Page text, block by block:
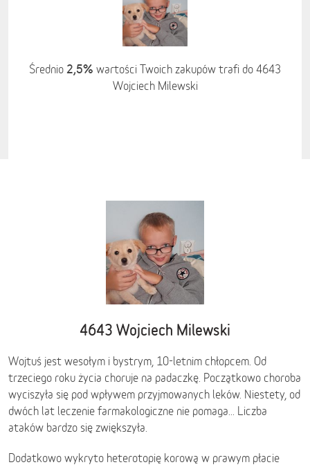
Średnio 2,5% wartości Twoich zakupów trafi do 4643
Wojciech Milewski
4643 Wojciech Milewski
Wojtuś jest wesołym i bystrym, 10-letnim chłopcem. Od
trzeciego roku życia choruje na padaczkę. Początkowo choroba
wyciszyła się pod wpływem przyjmowanych leków. Niestety, od
dwóch lat leczenie farmakologiczne nie pomaga... Liczba
ataków bardzo się zwiększyła.
Dodatkowo wykryto heterotopię korową w prawym płacie